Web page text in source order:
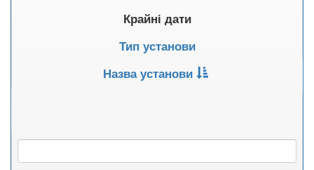
Крайні дати
Тип установи
Назва установи